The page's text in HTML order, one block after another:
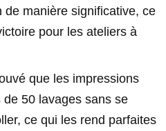
de manière significative, ce
pour les ateliers à
que les impressions
50 lavages sans se
ce qui les rend parfaites